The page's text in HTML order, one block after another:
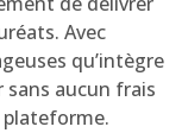
Avec
qu’intègre
aucun frais
plateforme.